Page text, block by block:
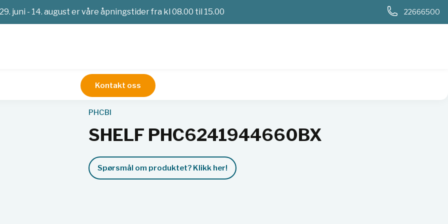
29. juni - 14. august er våre åpningstider fra kl 08.00 til 15.00 22666500
Kontakt oss
SHELF PHC6241944660BX
PHCBI
SHELF PHC6241944660BX
Spørsmål om produktet? Klikk her!